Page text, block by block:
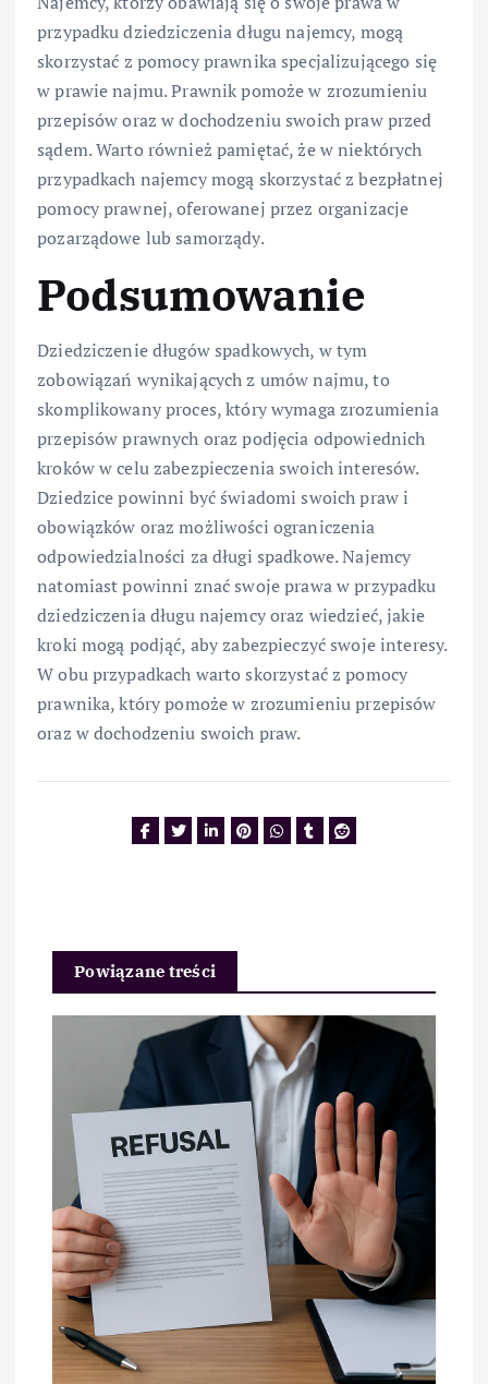
przypadku dziedziczenia długu najemcy, mogą
skorzystać z pomocy prawnika specjalizującego się
w prawie najmu. Prawnik pomoże w zrozumieniu
przepisów oraz w dochodzeniu swoich praw przed
sądem. Warto również pamiętać, że w niektórych
przypadkach najemcy mogą skorzystać z bezpłatnej
pomocy prawnej, oferowanej przez organizacje
pozarządowe lub samorządy.
Podsumowanie
Dziedziczenie długów spadkowych, w tym
zobowiązań wynikających z umów najmu, to
skomplikowany proces, który wymaga zrozumienia
przepisów prawnych oraz podjęcia odpowiednich
kroków w celu zabezpieczenia swoich interesów.
Dziedzice powinni być świadomi swoich praw i
obowiązków oraz możliwości ograniczenia
odpowiedzialności za długi spadkowe. Najemcy
natomiast powinni znać swoje prawa w przypadku
dziedziczenia długu najemcy oraz wiedzieć, jakie
kroki mogą podjąć, aby zabezpieczyć swoje interesy.
W obu przypadkach warto skorzystać z pomocy
prawnika, który pomoże w zrozumieniu przepisów
oraz w dochodzeniu swoich praw.
Powiązane treści